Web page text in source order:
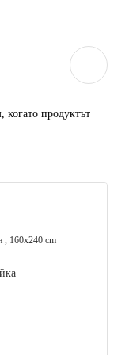
продуктът
, 160x240 cm